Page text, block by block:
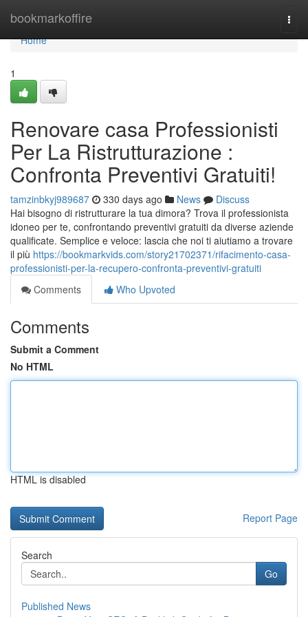
bookmarkoffire
Home
Home
1
Renovare casa Professionisti
Per La Ristrutturazione :
Confronta Preventivi Gratuiti!
tamzinbkyj989687 330 days ago News
Discuss
Hai bisogno di ristrutturare la tua dimora? Trova il professionista
idoneo per te, confrontando preventivi gratuiti da diverse aziende
qualificate. Semplice e veloce: lascia che noi ti aiutiamo a trovare
il più https://bookmarkvids.com/story21702371/rifacimento-casa-
professionisti-per-la-recupero-confronta-preventivi-gratuiti
Comments
Who Upvoted
Comments
Submit a Comment
No HTML
HTML is disabled
Report Page
Search
Go
Published News